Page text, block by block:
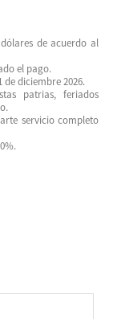
de acuerdo al
el pago.
de diciembre 2026.
patrias, feriados
servicio completo